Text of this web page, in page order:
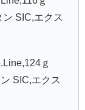
SIC,エクス
ｇ
SIC,エクス